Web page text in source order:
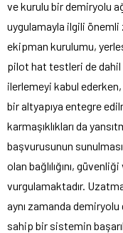
ve kurulu bir demiryolu
uygulamayla ilgili önemli
ekipman kurulumu,
pilot hat testleri de dahil
ilerlemeyi kabul
bir altyapıya entegre
karmaşıklıkları da
başvurusunun
olan bağlılığını,
vurgulamaktadır.
aynı zamanda
sahip bir sistemin